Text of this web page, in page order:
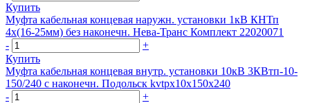
Купить
Муфта кабельная концевая наружн. установки 1кВ КНТп
4х(16-25мм) без наконечн. Нева-Транс Комплект 22020071
-
+
Купить
Муфта кабельная концевая внутр. установки 10кВ 3КВтп-10-
150/240 с наконечн. Подольск kvtpx10x150x240
-
+